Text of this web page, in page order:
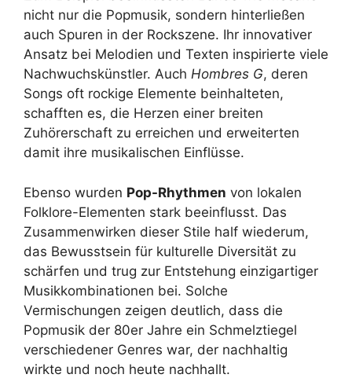
nicht nur die Popmusik, sondern hinterließen
auch Spuren in der Rockszene. Ihr innovativer
Ansatz bei Melodien und Texten inspirierte viele
Nachwuchskünstler. Auch Hombres G, deren
Songs oft rockige Elemente beinhalteten,
schafften es, die Herzen einer breiten
Zuhörerschaft zu erreichen und erweiterten
damit ihre musikalischen Einflüsse.
Ebenso wurden Pop-Rhythmen von lokalen
Folklore-Elementen stark beeinflusst. Das
Zusammenwirken dieser Stile half wiederum,
das Bewusstsein für kulturelle Diversität zu
schärfen und trug zur Entstehung einzigartiger
Musikkombinationen bei. Solche
Vermischungen zeigen deutlich, dass die
Popmusik der 80er Jahre ein Schmelztiegel
verschiedener Genres war, der nachhaltig
wirkte und noch heute nachhallt.